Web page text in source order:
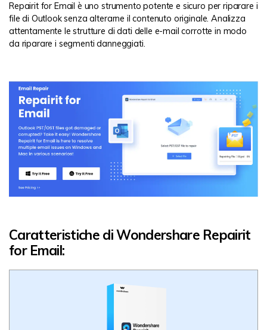
Repairit for Email è uno strumento potente e sicuro per riparare i
file di Outlook senza alterarne il contenuto originale. Analizza
attentamente le strutture di dati delle e-mail corrotte in modo
da riparare i segmenti danneggiati.
Caratteristiche di Wondershare Repairit
for Email: